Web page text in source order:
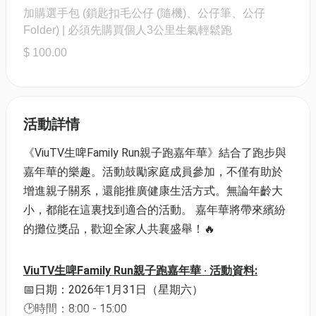
加購選手包 (鎖匙扣毛公仔 (隨機)、公仔筆、公仔
Folder) | 必須先購買個人3公里生氣輕鬆跑
$ 100.00
活動詳情
《ViuTV生啤Family Run親子跑嘉年華》結合了跑步與
嘉年華的樂趣。活動鼓勵家庭成員參加，不僅有助於
增進親子關系，還能推廣健康生活方式。無論年齡大
小，都能在這裏找到適合的活動。 嘉年華將帶來繽紛
的攤位獎品，歡迎全家人共襄盛舉！🔥
ViuTV生啤Family Run親子跑嘉年華 ‧ 活動資料:
📅日期：2026年1月31日（星期六）
🕑時間：8:00 - 15:00